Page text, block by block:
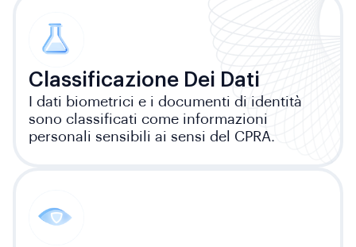
Classificazione Dei Dati
I dati biometrici e i documenti di identità
sono classificati come informazioni
personali sensibili ai sensi del CPRA.